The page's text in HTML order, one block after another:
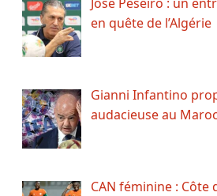
en quête de l’Algérie
Gianni Infantino
audacieuse au Maroc
CAN féminine : Côte